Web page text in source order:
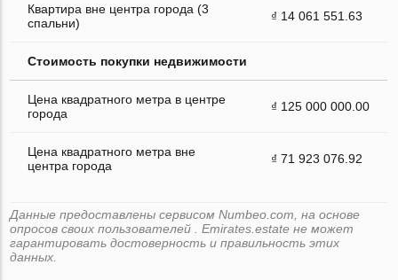
Квартира вне центра города (3
спальни)
₫ 14 061 551.63
Стоимость покупки недвижимости
Цена квадратного метра в центре
города
₫ 125 000 000.00
Цена квадратного метра вне
центра города
₫ 71 923 076.92
Данные предоставлены сервисом Numbeo.com, на основе
опросов своих пользователей . Emirates.estate не может
гарантировать достоверность и правильность этих
данных.